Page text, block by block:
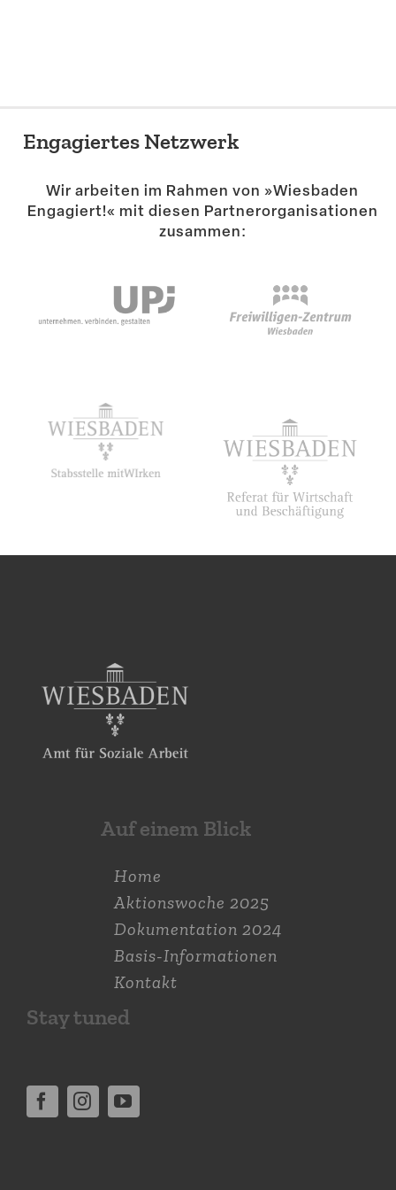
Engagiertes Netzwerk
Wir arbeiten im Rahmen von »Wiesbaden
Engagiert!« mit diesen Partner­or­ga­ni­sa­tionen
zusammen:
Auf einem Blick
Home
Aktions­woche 2025
Dokumen­tation 2024
Basis-Informationen
Kontakt
Stay tuned